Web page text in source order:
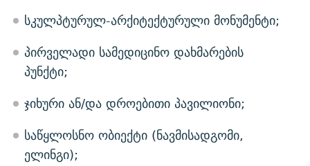
სკულპტურულ-არქიტექტურული მონუმენტი;
პირველადი სამედიცინო დახმარების
პუნქტი;
ჯიხური ან/და დროებითი პავილიონი;
საწყლოსნო ობიექტი (ნავმისადგომი,
ელინგი);